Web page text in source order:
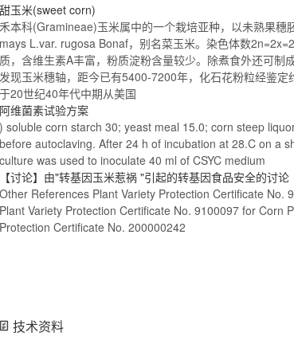
甜玉米(sweet corn)
禾本科(Gramineae)玉米属中的一个栽培亚种，以未熟果
mays L.var. rugosa Bonaf，别名菜玉米。染色体数
质，含维生素A丰富，粉质淀粉含量较少。除煮食外还可
发现玉米穗轴，距今已有5400-7200年，化石花粉粒经鉴
于20世纪40年代中期从美国
阿维菌素试验方案
) soluble corn starch 30; yeast meal 15.0; corn steep
before autoclaving. After 24 h of incubation at 28.C on a
culture was used to inoculate 40 ml of CSYC medium
【讨论】由"转基因玉米惹祸 "引起的转基因食品安全的讨论
Other References Plant Variety Protection Certificate No.
Plant Variety Protection Certificate No. 9100097 for Corn
Protection Certificate No. 200000242
技术资料